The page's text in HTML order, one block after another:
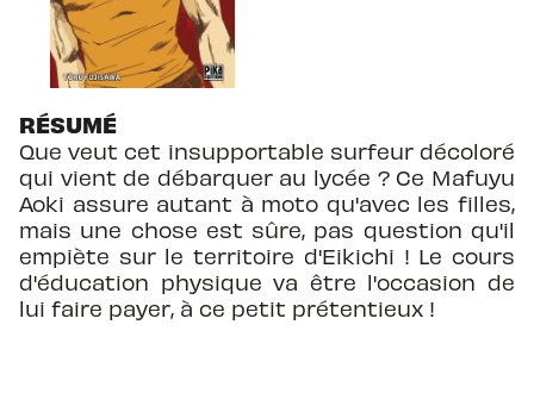
RÉSUMÉ
Que veut cet insupportable surfeur décoloré
qui vient de débarquer au lycée ? Ce Mafuyu
Aoki assure autant à moto qu'avec les filles,
mais une chose est sûre, pas question qu'il
empiète sur le territoire d'Eikichi ! Le cours
d'éducation physique va être l'occasion de
lui faire payer, à ce petit prétentieux !